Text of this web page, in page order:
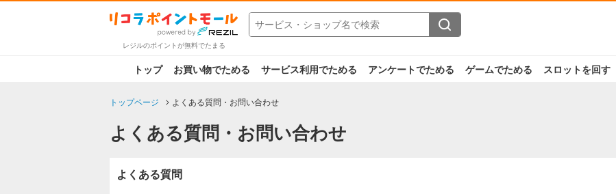
レジルのポイントが無料でたまる
トップ お買い物でためる サービス利用でためる アンケートでためる ゲームでためる スロットを回す
トップページ よくある質問・お問い合わせ
よくある質問・お問い合わせ
よくある質問